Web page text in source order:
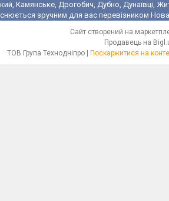
Камянське, Дрогобич, Дубно, Дунаївці,
зручним для вас перевізником
Сайт створений на
Продавець на
ТОВ Група Технодніпро | Поскаржитися на